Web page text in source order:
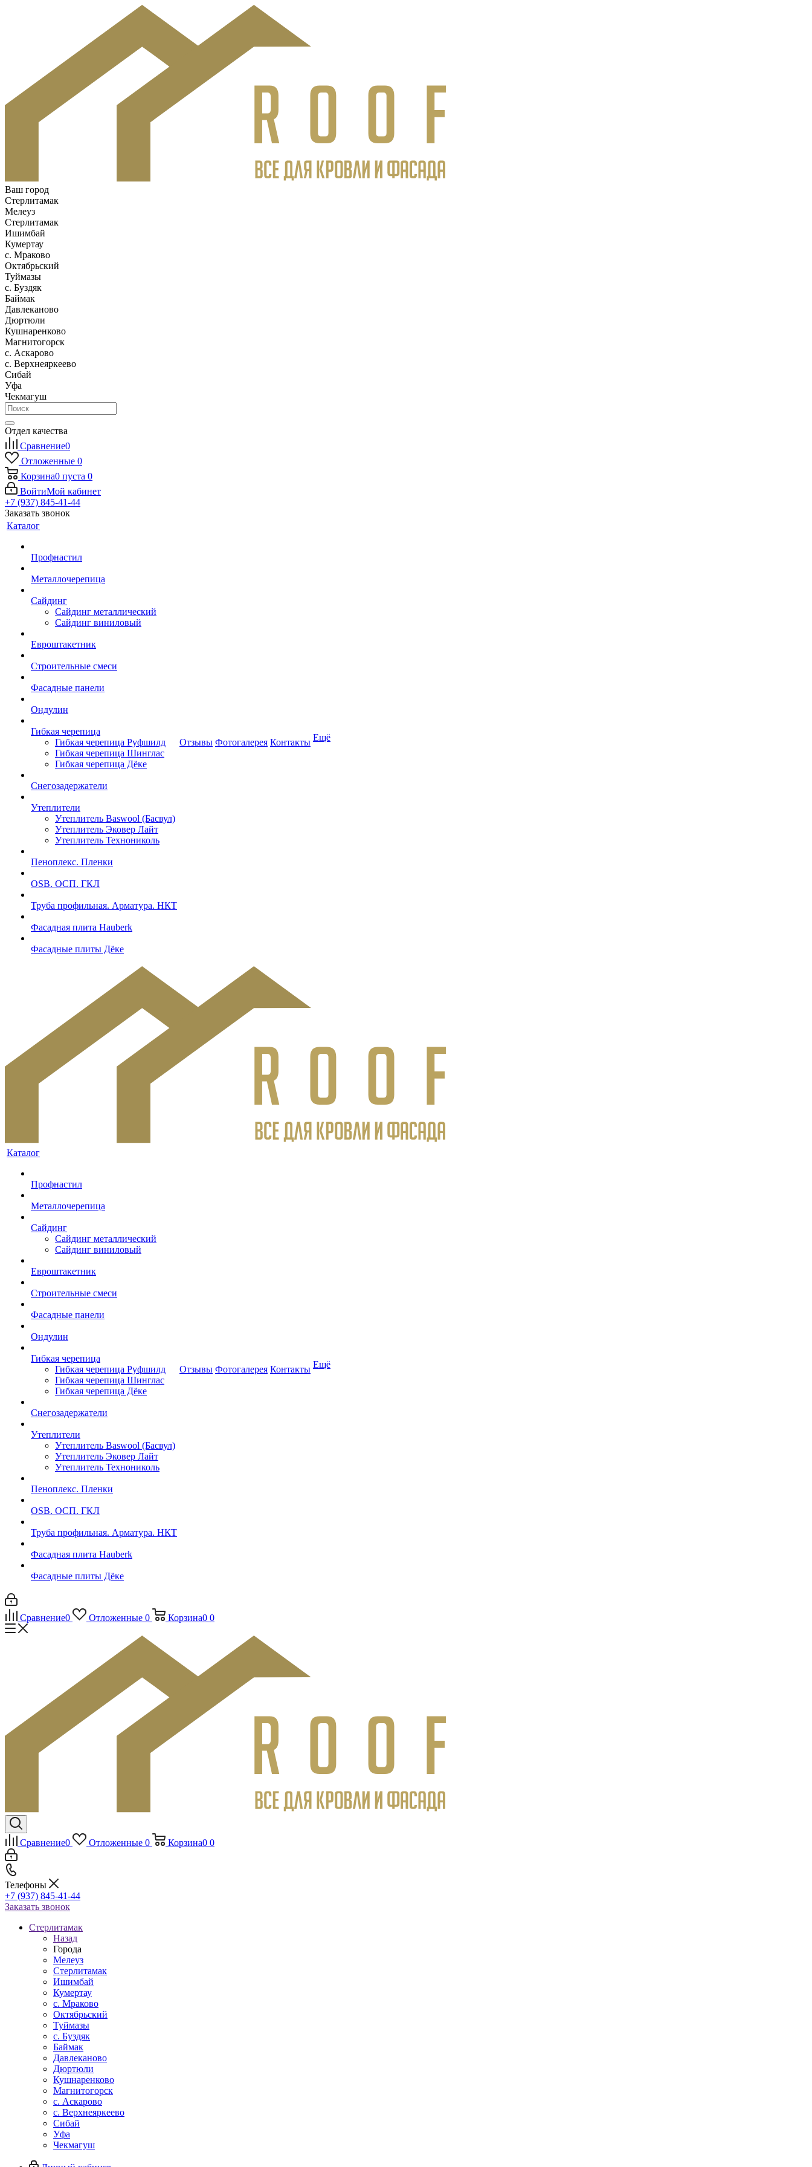
Ваш город
Стерлитамак
Мелеуз
Стерлитамак
Ишимбай
Кумертау
c. Мраково
Октябрьский
Туймазы
c. Буздяк
Баймак
Давлеканово
Дюртюли
Кушнаренково
Магнитогорск
с. Аскарово
с. Верхнеяркеево
Сибай
Уфа
Чекмагуш
Отдел качества
Сравнение0
Отложенные 0
Корзина0 пуста 0
ВойтиМой кабинет
+7 (937) 845-41-44
Заказать звонок
Каталог
Профнастил
Металлочерепица
Сайдинг
Сайдинг металлический
Сайдинг виниловый
Евроштакетник
Строительные смеси
Фасадные панели
Ондулин
Гибкая черепица
Гибкая черепица Руфшилд
Гибкая черепица Шинглас
Гибкая черепица Дёке
Снегозадержатели
Утеплители
Утеплитель Baswool (Басвул)
Утеплитель Эковер Лайт
Утеплитель Технониколь
Пеноплекс. Пленки
OSB. ОСП. ГКЛ
Труба профильная. Арматура. НКТ
Фасадная плита Hauberk
Фасадные плиты Дёке
Отзывы Фотогалерея Контакты Ещё
Каталог
Профнастил
Металлочерепица
Сайдинг
Сайдинг металлический
Сайдинг виниловый
Евроштакетник
Строительные смеси
Фасадные панели
Ондулин
Гибкая черепица
Гибкая черепица Руфшилд
Гибкая черепица Шинглас
Гибкая черепица Дёке
Снегозадержатели
Утеплители
Утеплитель Baswool (Басвул)
Утеплитель Эковер Лайт
Утеплитель Технониколь
Пеноплекс. Пленки
OSB. ОСП. ГКЛ
Труба профильная. Арматура. НКТ
Фасадная плита Hauberk
Фасадные плиты Дёке
Отзывы Фотогалерея Контакты Ещё
Сравнение0 Отложенные 0 Корзина0 0
Сравнение0 Отложенные 0 Корзина0 0
Телефоны
+7 (937) 845-41-44
Заказать звонок
Стерлитамак
Назад
Города
Мелеуз
Стерлитамак
Ишимбай
Кумертау
c. Мраково
Октябрьский
Туймазы
c. Буздяк
Баймак
Давлеканово
Дюртюли
Кушнаренково
Магнитогорск
с. Аскарово
с. Верхнеяркеево
Сибай
Уфа
Чекмагуш